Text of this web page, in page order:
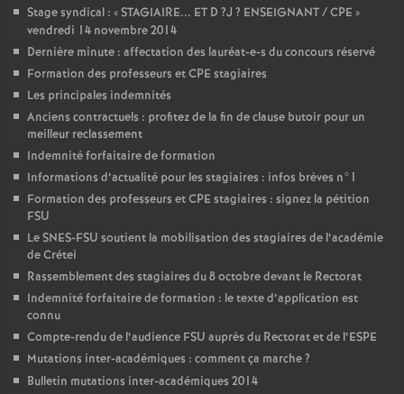
Stage syndical : «STAGIAIRE... ET D ?J ? ENSEIGNANT/CPE »
vendredi 14 novembre 2014
Dernière minute : affectation des lauréat-e-s du concours réservé
Formation des professeurs etCPE stagiaires
Les principales indemnités
Anciens contractuels : profitez de la fin de clause butoir pour un
meilleur reclassement
Indemnité forfaitaire de formation
Informations d’actualité pour les stagiaires : infos brèves n°1
Formation des professeurs etCPE stagiaires : signez la pétition
FSU
LeSNES-FSU soutient la mobilisation des stagiaires de l’académie
de Crétei
Rassemblement des stagiaires du 8 octobre devant le Rectorat
Indemnité forfaitaire de formation : le texte d’application est
connu
Compte-rendu de l’audience FSU auprès du Rectorat et de l’ESPE
Mutations inter-académiques : comment ça marche?
Bulletin mutations inter-académiques 2014